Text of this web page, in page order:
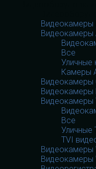
Видеокамеры
Видеокамеры
Все
Уличные
Камеры
Видеокамеры
Видеокамеры
Видеокамеры
Все
Уличные
TVI
Видеокамеры
Видеокамеры